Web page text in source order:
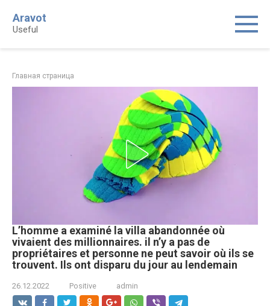
content
Aravot
Useful
Главная страница
L’homme a examiné la villa abandonnée où
vivaient des millionnaires. il n’y a pas de
propriétaires et personne ne peut savoir où ils se
trouvent. Ils ont disparu du jour au lendemain
26.12.2022 Positive admin